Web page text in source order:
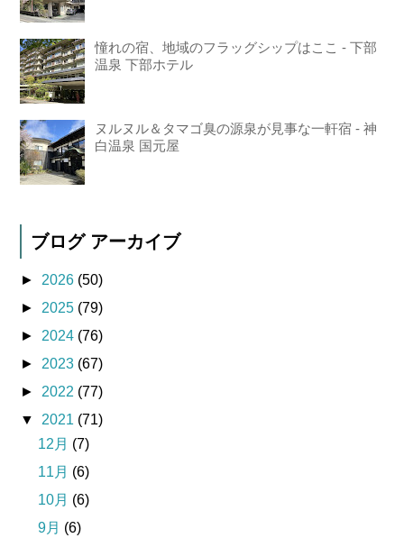
憧れの宿、地域のフラッグシップはここ - 下部
温泉 下部ホテル
ヌルヌル＆タマゴ臭の源泉が見事な一軒宿 - 神
白温泉 国元屋
ブログ アーカイブ
► 2026 (50)
► 2025 (79)
► 2024 (76)
► 2023 (67)
► 2022 (77)
▼ 2021 (71)
12月 (7)
11月 (6)
10月 (6)
9月 (6)